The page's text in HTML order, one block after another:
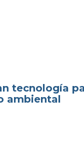
tecnología
ambiental